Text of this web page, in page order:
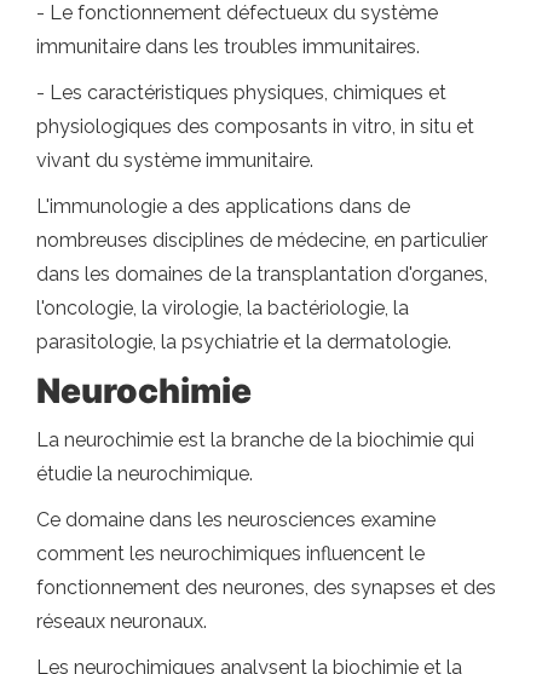
- Le fonctionnement défectueux du système
immunitaire dans les troubles immunitaires.
- Les caractéristiques physiques, chimiques et
physiologiques des composants in vitro, in situ et
vivant du système immunitaire.
L'immunologie a des applications dans de
nombreuses disciplines de médecine, en particulier
dans les domaines de la transplantation d'organes,
l'oncologie, la virologie, la bactériologie, la
parasitologie, la psychiatrie et la dermatologie.
Neurochimie
La neurochimie est la branche de la biochimie qui
étudie la neurochimique.
Ce domaine dans les neurosciences examine
comment les neurochimiques influencent le
fonctionnement des neurones, des synapses et des
réseaux neuronaux.
Les neurochimiques analysent la biochimie et la